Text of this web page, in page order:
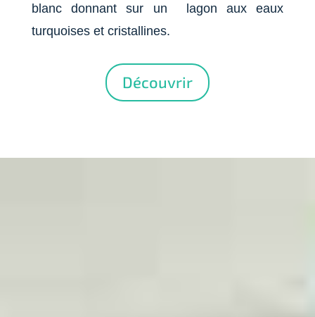
blanc donnant sur un lagon aux eaux
turquoises et cristallines.
Découvrir